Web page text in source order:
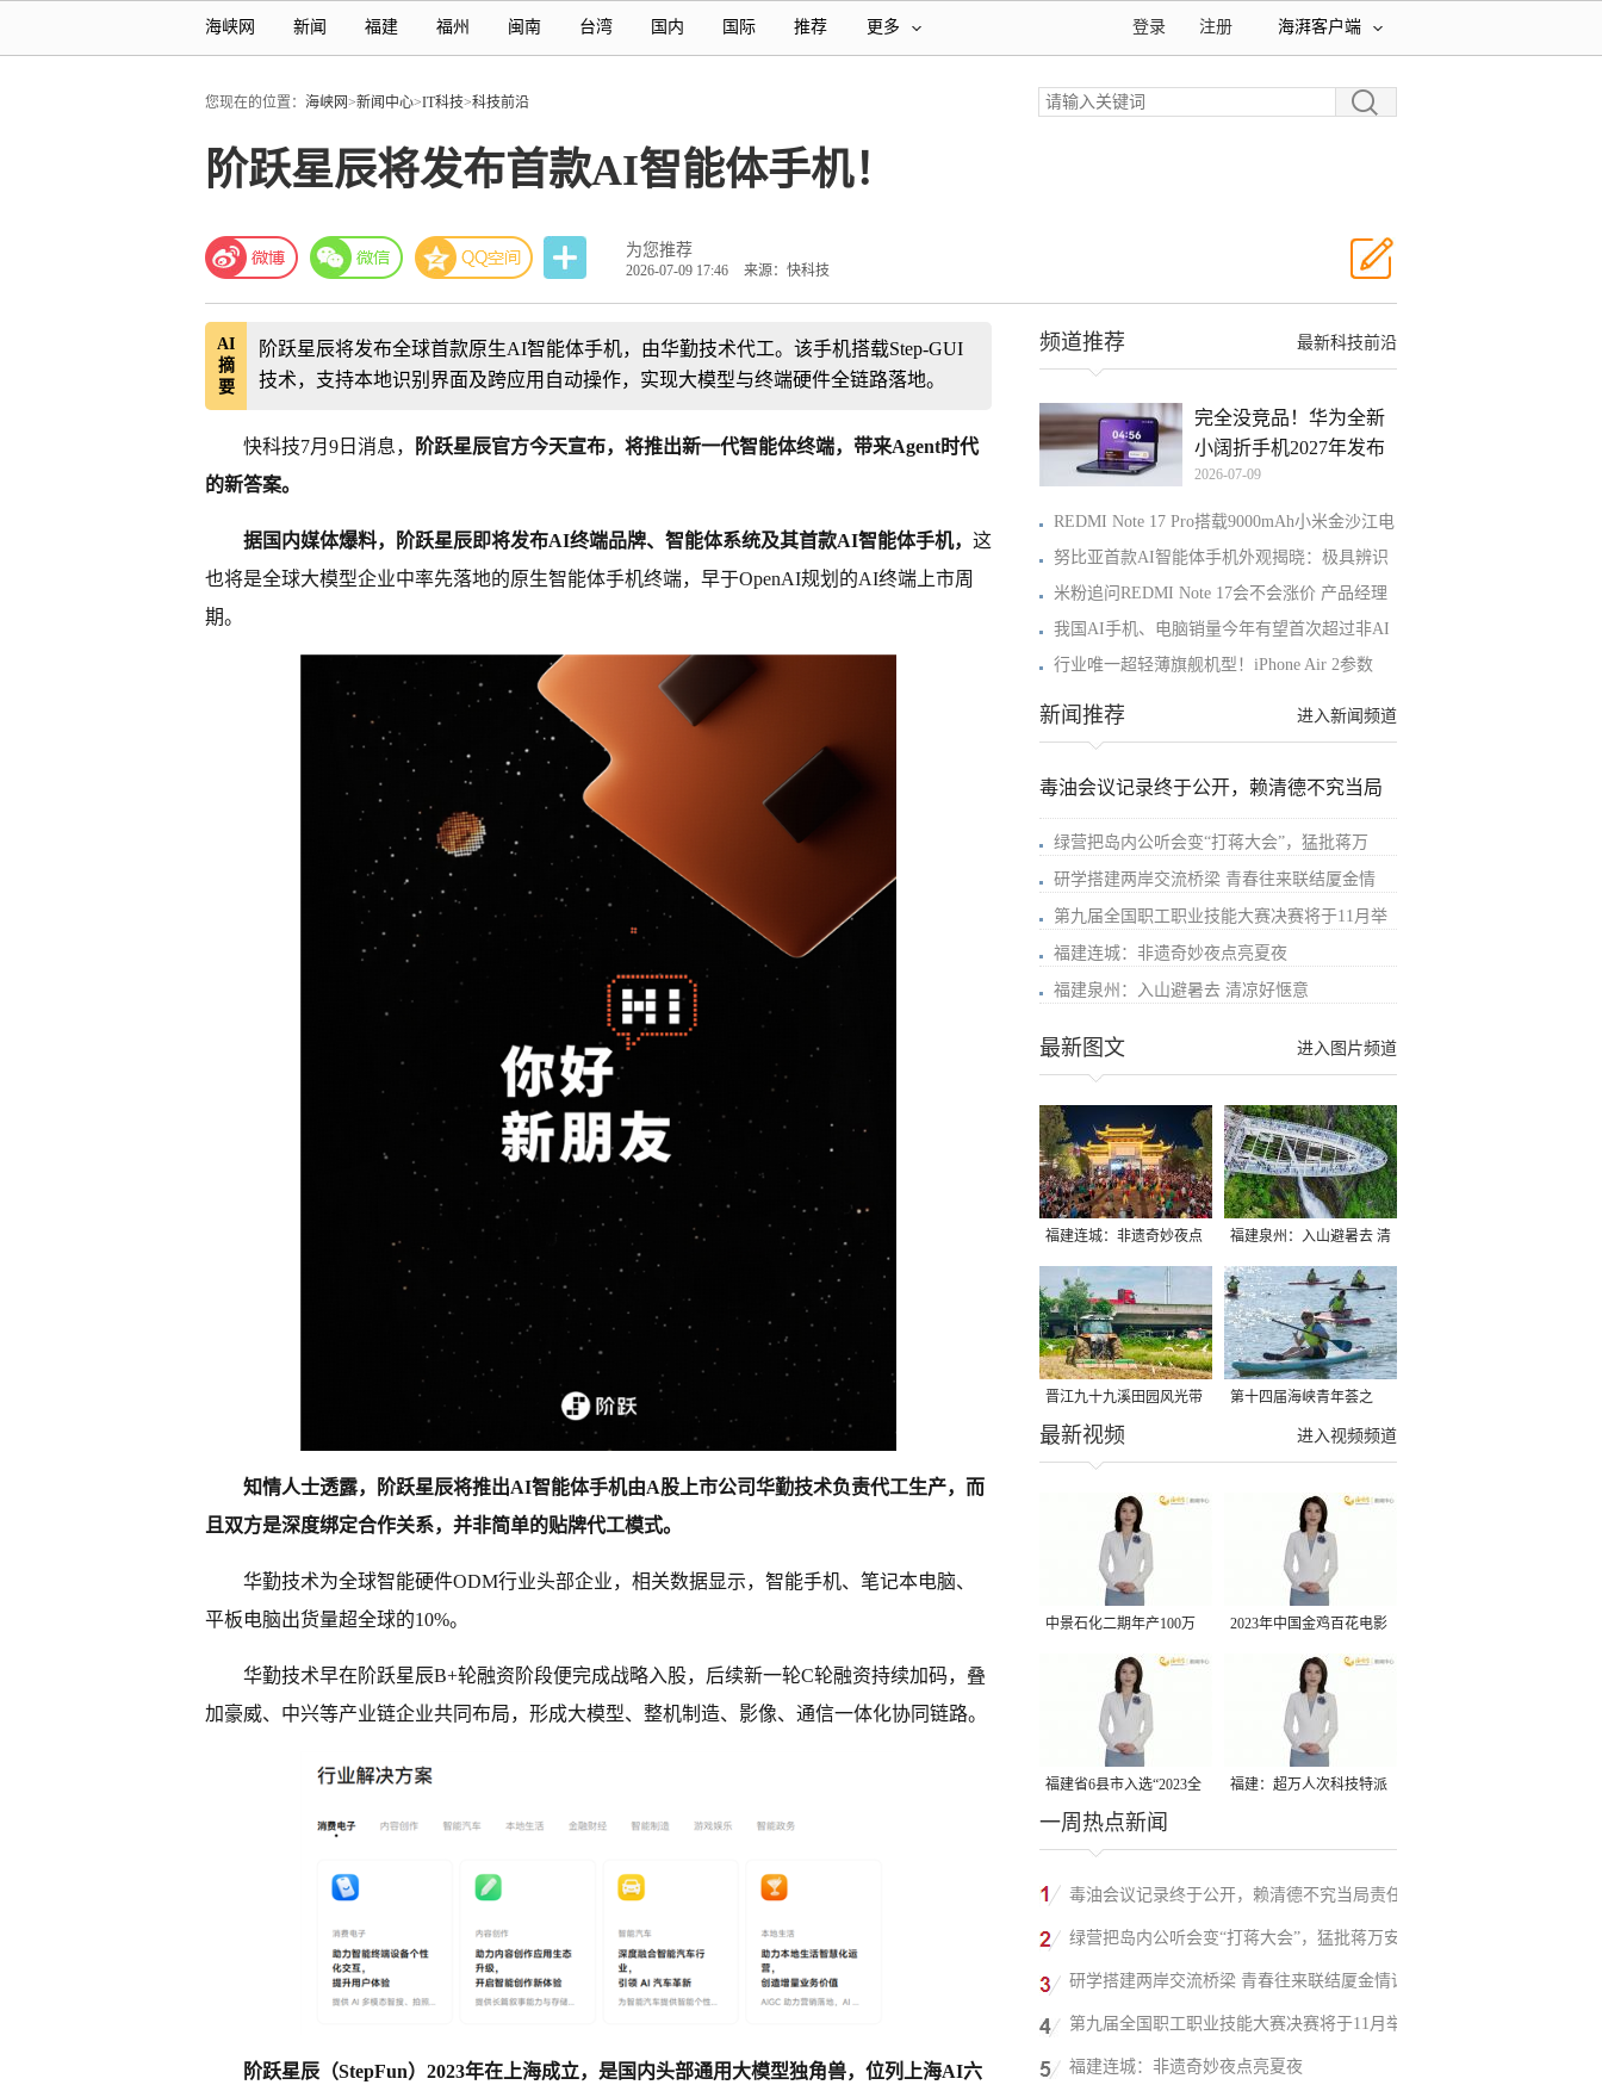
海峡网 新闻 福建 福州 闽南 台湾 国内 国际 推荐 更多 海湃客户端
注册
登录
您现在的位置： 海峡网>新闻中心>IT科技>科技前沿
阶跃星辰将发布首款AI智能体手机！
为您推荐
2026-07-09 17:46 来源：快科技
AI
摘
要
阶跃星辰将发布全球首款原生AI智能体手机，由华勤技术代工。该手机搭载Step-GUI
技术，支持本地识别界面及跨应用自动操作，实现大模型与终端硬件全链路落地。
快科技7月9日消息，
阶跃星辰官方今天宣布，将推出新一代智能体终端，带来Agent时代
的新答案。
据国内媒体爆料，阶跃星辰即将发布AI终端品牌、智能体系统及其首款AI智能体手机， 这
也将是全球大模型企业中率先落地的原生智能体手机终端，早于OpenAI规划的AI终端上市周
期。
知情人士透露，阶跃星辰将推出AI智能体手机由A股上市公司华勤技术负责代工生产，而
且双方是深度绑定合作关系，并非简单的贴牌代工模式。
华勤技术为全球智能硬件ODM行业头部企业，相关数据显示，智能手机、笔记本电脑、
平板电脑出货量超全球的10%。
华勤技术早在阶跃星辰B+轮融资阶段便完成战略入股，后续新一轮C轮融资持续加码，叠
加豪威、中兴等产业链企业共同布局，形成大模型、整机制造、影像、通信一体化协同链路。
阶跃星辰（StepFun）2023年在上海成立，是国内头部通用大模型独角兽，位列上海AI六
最新科技前沿
频道推荐
完全没竞品！华为全新
小阔折手机2027年发布
2026-07-09
REDMI Note 17 Pro搭载9000mAh小米金沙江电
努比亚首款AI智能体手机外观揭晓：极具辨识
米粉追问REDMI Note 17会不会涨价 产品经理
我国AI手机、电脑销量今年有望首次超过非AI
行业唯一超轻薄旗舰机型！iPhone Air 2参数
进入新闻频道
新闻推荐
毒油会议记录终于公开，赖清德不究当局
绿营把岛内公听会变“打蒋大会”，猛批蒋万
研学搭建两岸交流桥梁 青春往来联结厦金情
第九届全国职工职业技能大赛决赛将于11月举
福建连城：非遗奇妙夜点亮夏夜
福建泉州：入山避暑去 清凉好惬意
进入图片频道
最新图文
福建连城：非遗奇妙夜点
亮夏夜
福建泉州：入山避暑去 清
凉好惬意
晋江九十九溪田园风光带
千亩早稻迎来成熟收割季
第十四届海峡青年荟之
2026榕台青年大学生水上
进入视频频道
最新视频
中景石化二期年产100万
吨丙烷脱氢项目建成中交
2023年中国金鸡百花电影
节有福电影巡展31日启动
福建省6县市入选“2023全
国县域发展潜力百强县”
福建：超万人次科技特派
一周热点新闻
毒油会议记录终于公开，赖清德不究当局责任
反甩锅卢秀燕，蓝营点名责任官员要求撤职下
绿营把岛内公听会变“打蒋大会”，猛批蒋万安
废除监察机构主张，遭蓝营搬出蔡英文、赖清
研学搭建两岸交流桥梁 青春往来联结厦金情谊
第九届全国职工职业技能大赛决赛将于11月举
行
福建连城：非遗奇妙夜点亮夏夜